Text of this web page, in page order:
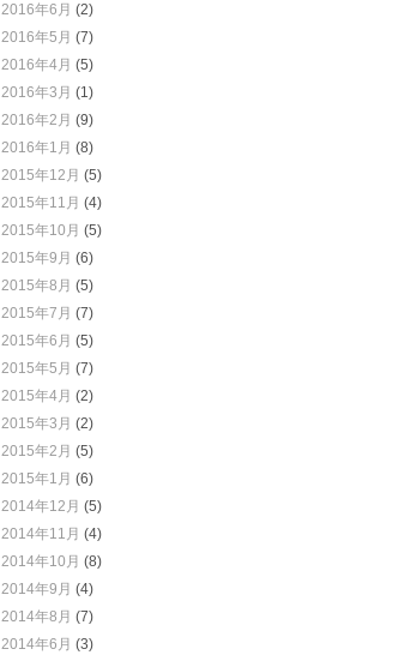
2016年6月 (2)
2016年5月 (7)
2016年4月 (5)
2016年3月 (1)
2016年2月 (9)
2016年1月 (8)
2015年12月 (5)
2015年11月 (4)
2015年10月 (5)
2015年9月 (6)
2015年8月 (5)
2015年7月 (7)
2015年6月 (5)
2015年5月 (7)
2015年4月 (2)
2015年3月 (2)
2015年2月 (5)
2015年1月 (6)
2014年12月 (5)
2014年11月 (4)
2014年10月 (8)
2014年9月 (4)
2014年8月 (7)
2014年6月 (3)